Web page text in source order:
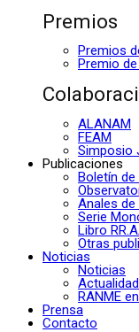
Premios
Premios
Premio
ALANAM
FEAM
Simposio
Publicaciones
Boletín
Anales de
Serie
Libro
Otras
Noticias
Noticias
RANME
Prensa
Contacto